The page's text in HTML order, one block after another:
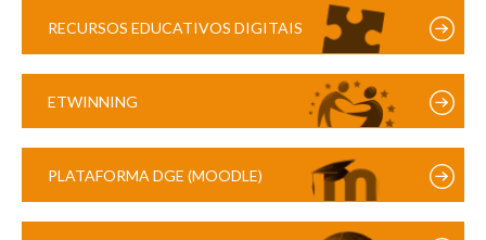
RECURSOS EDUCATIVOS DIGITAIS
ETWINNING
PLATAFORMA DGE (MOODLE)